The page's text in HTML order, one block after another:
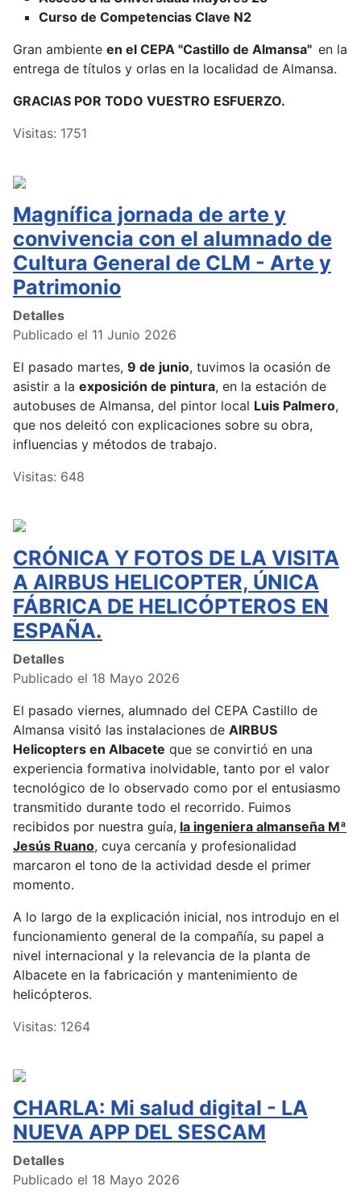
Curso de Competencias Clave N2
Gran ambiente en el CEPA "Castillo de Almansa" en la
entrega de títulos y orlas en la localidad de Almansa.
GRACIAS POR TODO VUESTRO ESFUERZO.
Visitas: 1751
Magnífica jornada de arte y
convivencia con el alumnado de
Cultura General de CLM - Arte y
Patrimonio
Detalles
Publicado el 11 Junio 2026
El pasado martes, 9 de junio, tuvimos la ocasión de
asistir a la exposición de pintura, en la estación de
autobuses de Almansa, del pintor local Luis Palmero,
que nos deleitó con explicaciones sobre su obra,
influencias y métodos de trabajo.
Visitas: 648
CRÓNICA Y FOTOS DE LA VISITA
A AIRBUS HELICOPTER, ÚNICA
FÁBRICA DE HELICÓPTEROS EN
ESPAÑA.
Detalles
Publicado el 18 Mayo 2026
El pasado viernes, alumnado del CEPA Castillo de
Almansa visitó las instalaciones de AIRBUS
Helicopters en Albacete que se convirtió en una
experiencia formativa inolvidable, tanto por el valor
tecnológico de lo observado como por el entusiasmo
transmitido durante todo el recorrido. Fuimos
recibidos por nuestra guía, la ingeniera almanseña Mª
Jesús Ruano, cuya cercanía y profesionalidad
marcaron el tono de la actividad desde el primer
momento.
A lo largo de la explicación inicial, nos introdujo en el
funcionamiento general de la compañía, su papel a
nivel internacional y la relevancia de la planta de
Albacete en la fabricación y mantenimiento de
helicópteros.
Visitas: 1264
CHARLA: Mi salud digital - LA
NUEVA APP DEL SESCAM
Detalles
Publicado el 18 Mayo 2026